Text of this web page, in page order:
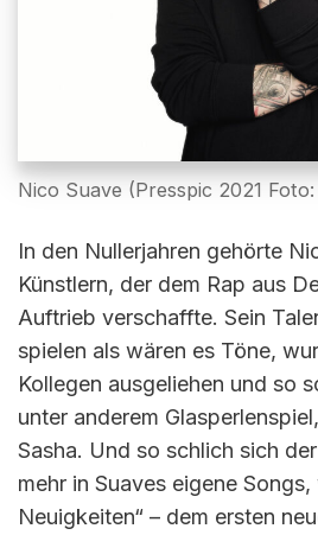
Nico Suave (Presspic 2021
In den Nullerjahren gehörte
Künstlern, der dem Rap aus
Auftrieb verschaffte. Sein
spielen als wären es Töne,
Kollegen ausgeliehen und so
unter anderem
Sasha. Und so schlich sich
mehr in Suaves eigene Songs,
Neuigkeiten“ – dem ersten